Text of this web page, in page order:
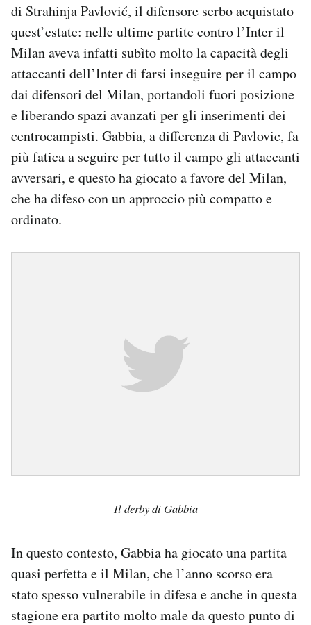
di Strahinja Pavlović, il difensore serbo acquistato
quest’estate: nelle ultime partite contro l’Inter il
Milan aveva infatti subìto molto la capacità degli
attaccanti dell’Inter di farsi inseguire per il campo
dai difensori del Milan, portandoli fuori posizione
e liberando spazi avanzati per gli inserimenti dei
centrocampisti. Gabbia, a differenza di Pavlovic, fa
più fatica a seguire per tutto il campo gli attaccanti
avversari, e questo ha giocato a favore del Milan,
che ha difeso con un approccio più compatto e
ordinato.
Il derby di Gabbia
In questo contesto, Gabbia ha giocato una partita
quasi perfetta e il Milan, che l’anno scorso era
stato spesso vulnerabile in difesa e anche in questa
stagione era partito molto male da questo punto di